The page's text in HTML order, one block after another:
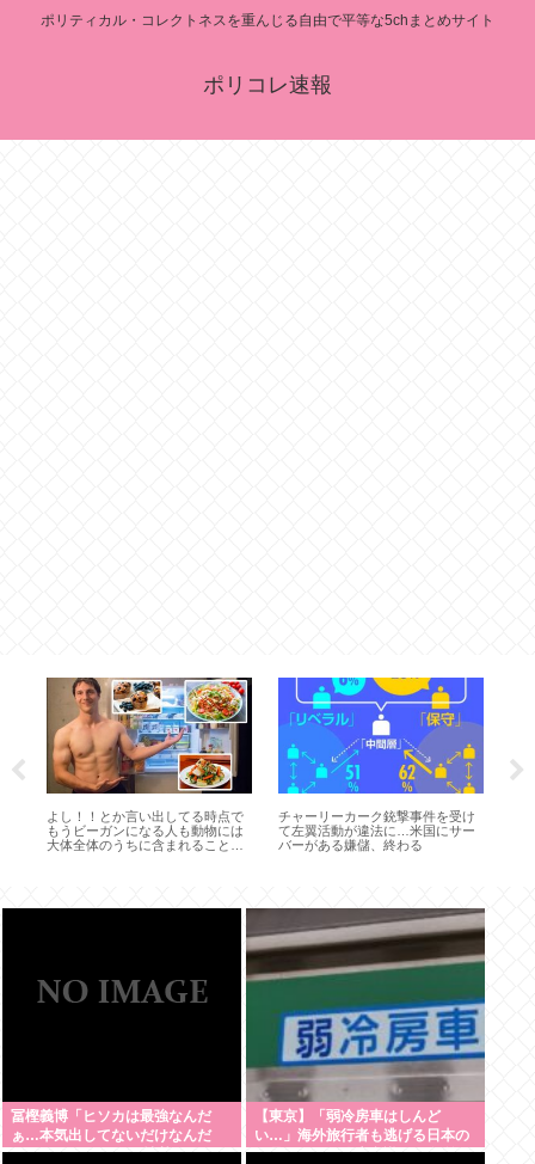
ポリティカル・コレクトネスを重んじる自由で平等な5chまとめサイト
ポリコレ速報
よし！！とか言い出してる時点で
もうビーガンになる人も動物には
大体全体のうちに含まれることも
チャーリーカーク銃撃事件を受け
て左翼活動が違法に…米国にサー
バーがある嫌儲、終わる
冨樫義博「ヒソカは最強なんだ
ぁ…本気出してないだけなんだ
ぁ…」 こいつのこの情熱なんな
【東京】「弱冷房車はしんど
い…」海外旅行者も逃げる日本の
猛暑、だけど冷房意識は20年前の